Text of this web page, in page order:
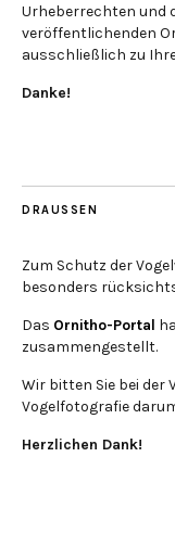
Urheberrechten und
veröffentlichenden
ausschließlich zu
Danke!
DRAUSSEN
Zum Schutz der
besonders
Das Ornitho-Portal
zusammengestellt.
Wir bitten Sie bei der
Vogelfotografie
Herzlichen Dank!